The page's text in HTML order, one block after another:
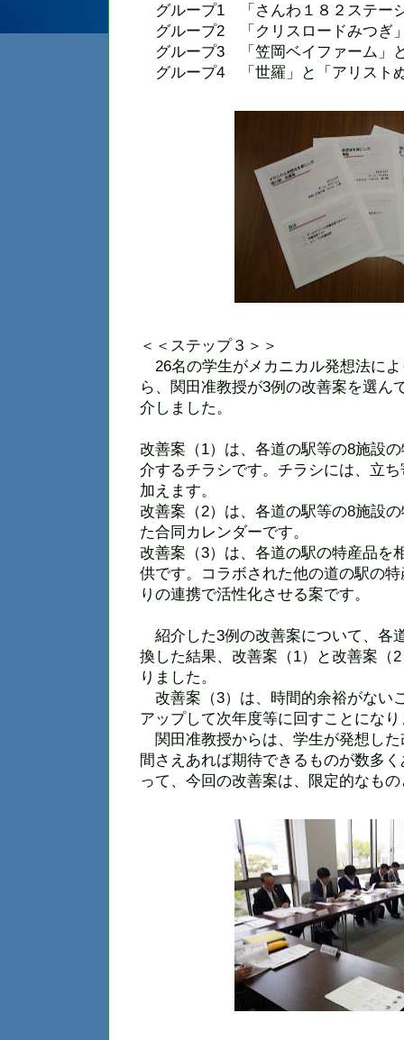
グループ1 「さんわ１８２ステー
グループ2 「クリスロードみつぎ
グループ3 「笠岡ベイファーム」
グループ4 「世羅」と「アリスト
＜＜ステップ３＞＞
26名の学生がメカニカル発想法に
ら、関田准教授が3例の改善案を選ん
介しました。
改善案（1）は、各道の駅等の8施設
介するチラシです。チラシには、立
加えます。
改善案（2）は、各道の駅等の8施設
た合同カレンダーです。
改善案（3）は、各道の駅の特産品を
供です。コラボされた他の道の駅の
りの連携で活性化させる案です。
紹介した3例の改善案について、各
換した結果、改善案（1）と改善案（
りました。
改善案（3）は、時間的余裕がない
アップして次年度等に回すことにな
関田准教授からは、学生が発想し
間さえあれば期待できるものが数多
って、今回の改善案は、限定的なも